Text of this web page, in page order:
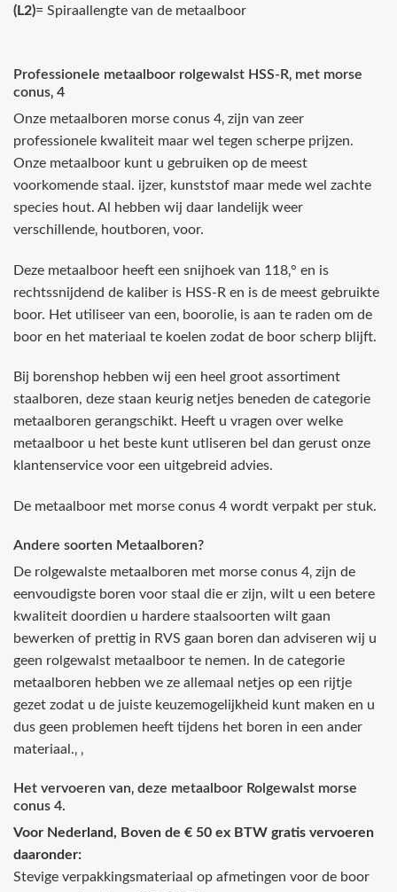
(L2)= Spiraallengte van de metaalboor
Professionele metaalboor rolgewalst HSS-R‚ met morse
conus‚ 4
Onze metaalboren morse conus 4‚ zijn van zeer
professionele kwaliteit maar wel tegen scherpe prijzen.
Onze metaalboor kunt u gebruiken op de meest
voorkomende staal. ijzer, kunststof maar mede wel zachte
species hout. Al hebben wij daar landelijk weer
verschillende‚ houtboren‚ voor.
Deze metaalboor heeft een snijhoek van 118‚° en is
rechtssnijdend de kaliber is HSS-R en is de meest gebruikte
boor. Het utiliseer van een‚ boorolie‚ is aan te raden om de
boor en het materiaal te koelen zodat de boor scherp blijft.
Bij borenshop hebben wij een heel groot assortiment
staalboren, deze staan keurig netjes beneden de categorie
metaalboren gerangschikt. Heeft u vragen over welke
metaalboor u het beste kunt utliseren bel dan gerust onze
klantenservice voor een uitgebreid advies.
De metaalboor met morse conus 4 wordt verpakt per stuk.
Andere soorten Metaalboren?
De rolgewalste metaalboren met morse conus 4‚ zijn de
eenvoudigste boren voor staal die er zijn, wilt u een betere
kwaliteit doordien u hardere staalsoorten wilt gaan
bewerken of prettig in RVS gaan boren dan adviseren wij u
geen rolgewalst metaalboor te nemen. In de categorie
metaalboren hebben we ze allemaal netjes op een rijtje
gezet zodat u de juiste keuzemogelijkheid kunt maken en u
dus geen problemen heeft tijdens het boren in een ander
materiaal.‚ ‚
Het vervoeren van‚ deze metaalboor Rolgewalst morse
conus 4.
Voor Nederland, Boven de € 50 ex BTW gratis vervoeren
daaronder:
Stevige verpakkingsmateriaal op afmetingen voor de boor